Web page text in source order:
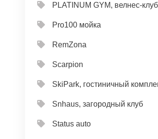
PLATINUM GYM, велнес-клуб
Pro100 мойка
RemZona
Scarpion
SkiPark, гостиничный
Snhaus, загородный клуб
Status auto